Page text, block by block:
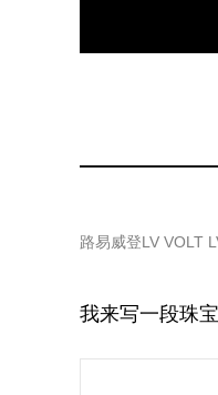
路易威登LV VOLT
我来写一段珠